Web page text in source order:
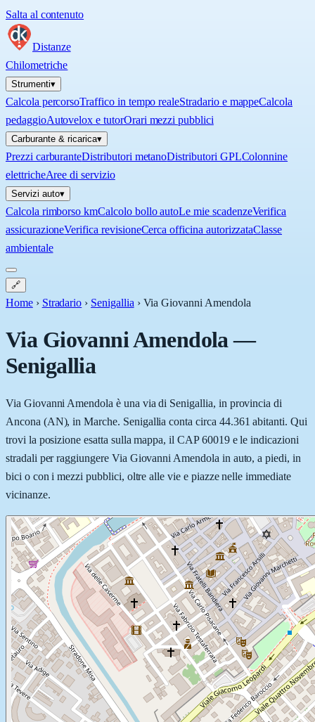
Salta al contenuto
Distanze
Chilometriche
Strumenti▾
Calcola percorsoTraffico in tempo realeStradario e mappeCalcola
pedaggioAutovelox e tutorOrari mezzi pubblici
Carburante & ricarica▾
Prezzi carburanteDistributori metanoDistributori GPLColonnine
elettricheAree di servizio
Servizi auto▾
Calcola rimborso kmCalcolo bollo autoLe mie scadenzeVerifica
assicurazioneVerifica revisioneCerca officina autorizzataClasse
ambientale
🔗
Home › Stradario › Senigallia › Via Giovanni Amendola
Via Giovanni Amendola—
Senigallia
Via Giovanni Amendola è una via di Senigallia, in provincia di
Ancona (AN), in Marche. Senigallia conta circa 44.361 abitanti. Qui
trovi la posizione esatta sulla mappa, il CAP 60019 e le indicazioni
stradali per raggiungere Via Giovanni Amendola in auto, a piedi, in
bici o con i mezzi pubblici, oltre alle vie e piazze nelle immediate
vicinanze.